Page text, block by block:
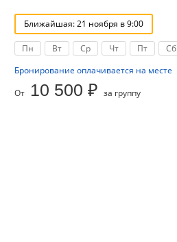
Ближайшая: 21 ноября в 9:00
Пн Вт Ср Чт Пт Сб
Бронирование оплачивается на месте
От 10 500 ₽ за группу